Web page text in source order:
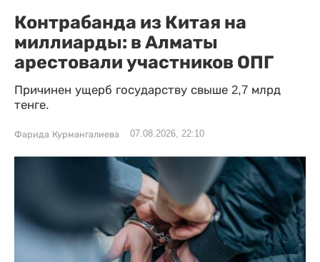
Контрабанда из Китая на
миллиарды: в Алматы
арестовали участников ОПГ
Причинен ущерб государству свыше 2,7 млрд
тенге.
Фарида Курмангалиева 07.08.2026, 22:10